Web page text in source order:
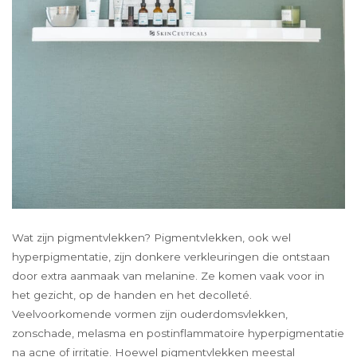
Wat zijn pigmentvlekken? Pigmentvlekken, ook wel
hyperpigmentatie, zijn donkere verkleuringen die ontstaan
door extra aanmaak van melanine. Ze komen vaak voor in
het gezicht, op de handen en het decolleté.
Veelvoorkomende vormen zijn ouderdomsvlekken,
zonschade, melasma en postinflammatoire hyperpigmentatie
na acne of irritatie. Hoewel pigmentvlekken meestal